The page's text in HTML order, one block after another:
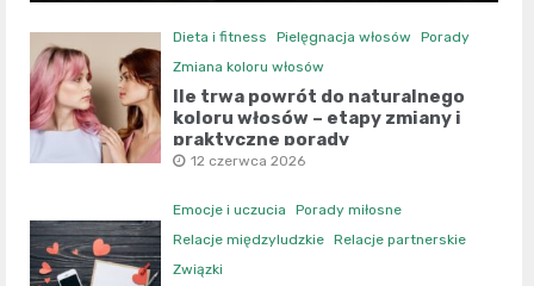
Dieta i fitness Pielęgnacja włosów
Porady
Zmiana koloru włosów
Ile trwa powrót do naturalnego
koloru włosów – etapy zmiany i
praktyczne porady
12 czerwca 2026
Emocje i uczucia
Porady miłosne
Relacje międzyludzkie Relacje partnerskie
Związki